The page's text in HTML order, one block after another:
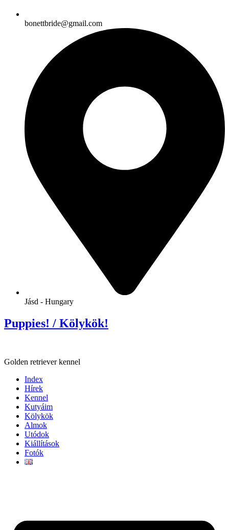
bonettbride@gmail.com
Jásd - Hungary
Puppies! / Kölykök!
Golden retriever kennel
Index
Hírek
Kennel
Kutyáim
Kölykök
Almok
Utódok
Kiállítások
Fotók